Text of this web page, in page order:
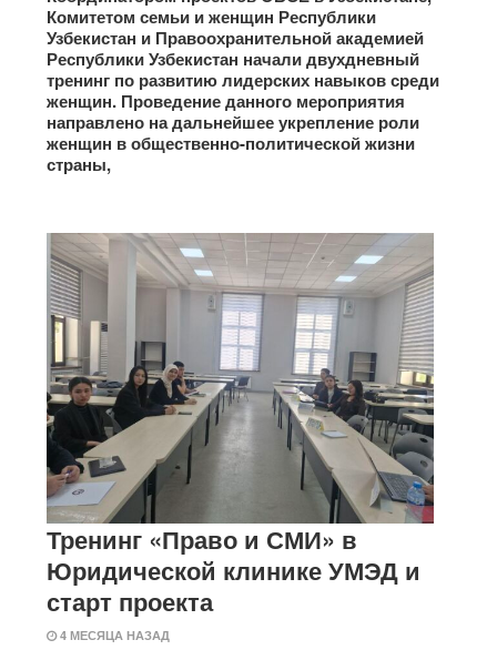
Комитетом семьи и женщин Республики
Узбекистан и Правоохранительной академией
Республики Узбекистан начали двухдневный
тренинг по развитию лидерских навыков среди
женщин. Проведение данного мероприятия
направлено на дальнейшее укрепление роли
женщин в общественно-политической жизни
страны,
Тренинг «Право и СМИ» в
Юридической клинике УМЭД и
старт проекта
4 МЕСЯЦА НАЗАД